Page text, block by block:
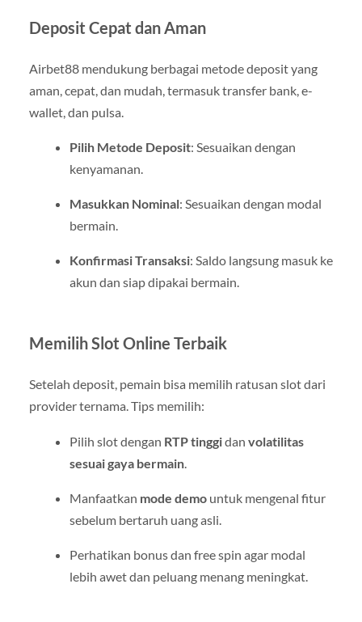
Deposit Cepat dan Aman
Airbet88 mendukung berbagai metode deposit yang
aman, cepat, dan mudah, termasuk transfer bank, e-
wallet, dan pulsa.
Pilih Metode Deposit: Sesuaikan dengan
kenyamanan.
Masukkan Nominal: Sesuaikan dengan modal
bermain.
Konfirmasi Transaksi: Saldo langsung masuk ke
akun dan siap dipakai bermain.
Memilih Slot Online Terbaik
Setelah deposit, pemain bisa memilih ratusan slot dari
provider ternama. Tips memilih:
Pilih slot dengan RTP tinggidan volatilitas
sesuai gaya bermain.
Manfaatkan mode demountuk mengenal fitur
sebelum bertaruh uang asli.
Perhatikan bonus dan free spin agar modal
lebih awet dan peluang menang meningkat.